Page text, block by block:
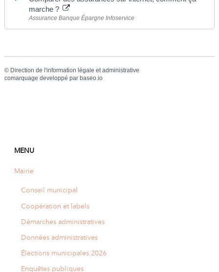
marche ?
Assurance Banque Épargne Infoservice
© Direction de l'information légale et administrative
comarquage developpé par baseo.io
MENU
Mairie
Conseil municipal
Coopération et labels
Démarches administratives
Données administratives
Élections municipales 2026
Enquêtes publiques